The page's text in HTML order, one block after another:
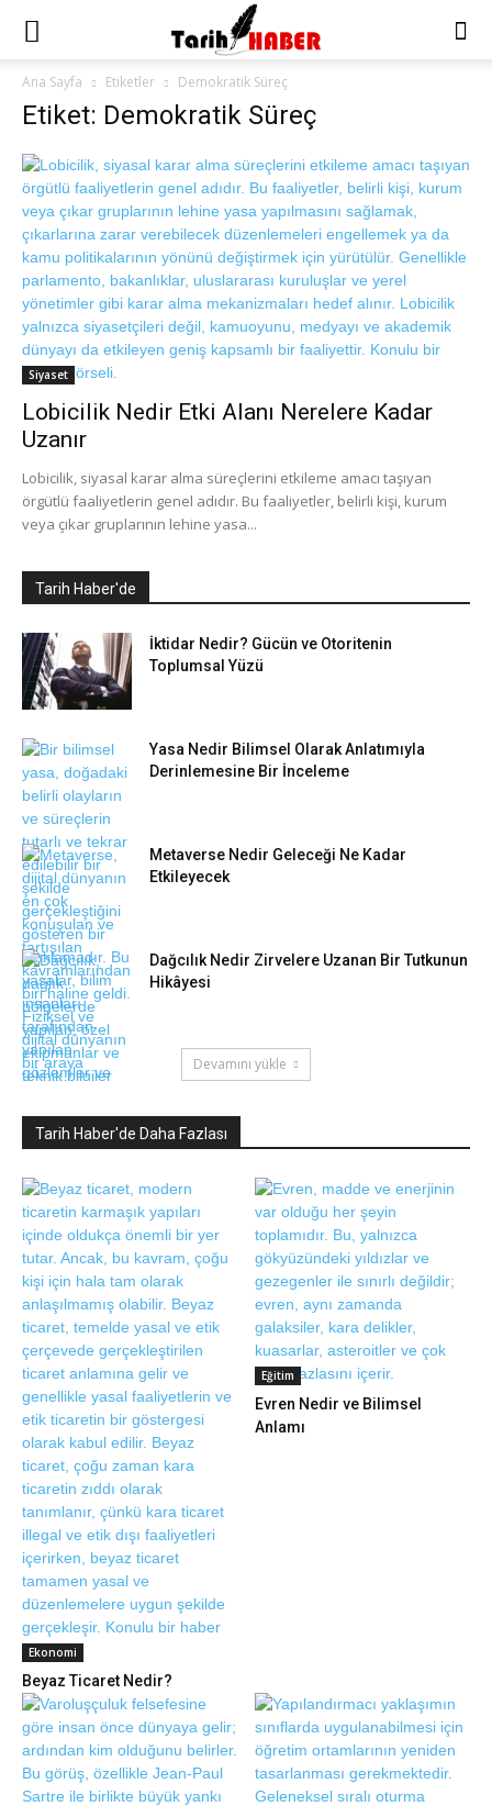
Ana Sayfa Etiketler Demokratik Süreç
Etiket: Demokratik Süreç
Siyaset
Lobicilik Nedir Etki Alanı Nerelere Kadar
Uzanır
Lobicilik, siyasal karar alma süreçlerini etkileme amacı taşıyan
örgütlü faaliyetlerin genel adıdır. Bu faaliyetler, belirli kişi, kurum
veya çıkar gruplarının lehine yasa...
Tarih Haber'de
İktidar Nedir? Gücün ve Otoritenin
Toplumsal Yüzü
Yasa Nedir Bilimsel Olarak Anlatımıyla
Derinlemesine Bir İnceleme
Metaverse Nedir Geleceği Ne Kadar
Etkileyecek
Dağcılık Nedir Zirvelere Uzanan Bir Tutkunun
Hikâyesi
Devamını yükle
Tarih Haber'de Daha Fazlası
Ekonomi
Beyaz Ticaret Nedir?
Eğitim
Evren Nedir ve Bilimsel
Anlamı